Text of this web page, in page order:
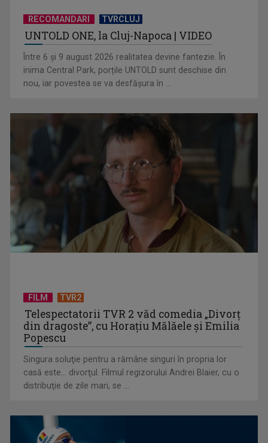
Hora care unește generații | VIDEO
Piesa Angelei Similea „După noapte vine zi” – pe podium şi
acum în inimile ...
Cum ne-a îmbolnăvit telefonul și cum salvarea era mereu
RECOMANDARI TVRCLUJ
UNTOLD ONE, la Cluj-Napoca | VIDEO
Între 6 și 9 august 2026 realitatea devine fantezie. În
inima Central Park, porțile UNTOLD sunt deschise din
nou, iar povestea se va desfășura în ...
FILM TVR2
Telespectatorii TVR 2 văd comedia „Divorţ
din dragoste”, cu Horaţiu Mălăele şi Emilia
Popescu
Singura soluţie pentru a rămâne singuri în propria lor
casă este... divorţul. Filmul regizorului Andrei Blaier, cu o
distribuţie de zile mari, se ...